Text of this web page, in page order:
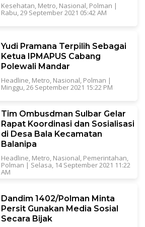
Kesehatan, Metro, Nasional, Polman |
Rabu, 29 September 2021 05:42 AM
Yudi Pramana Terpilih Sebagai
Ketua IPMAPUS Cabang
Polewali Mandar
Headline, Metro, Nasional, Polman |
Minggu, 26 September 2021 15:22 PM
Tim Ombusdman Sulbar Gelar
Rapat Koordinasi dan Sosialisasi
di Desa Bala Kecamatan
Balanipa
Headline, Metro, Nasional, Pemerintahan,
Polman | Selasa, 14 September 2021 11:22
AM
Dandim 1402/Polman Minta
Persit Gunakan Media Sosial
Secara Bijak